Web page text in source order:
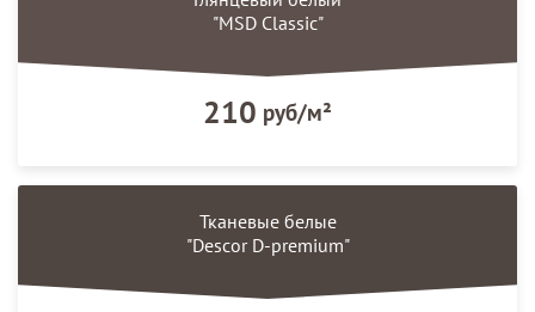
"MSD Classic"
210 руб/м²
Тканевые белые
"Descor D-premium"